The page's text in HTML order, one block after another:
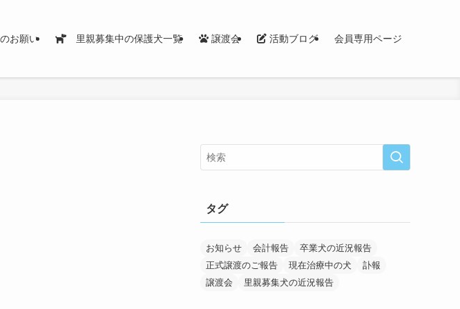
お願い 里親募集中の保護犬一覧 譲渡会 活動ブログ 会員専用ページ
タグ
お知らせ 会計報告
卒業犬の近況報告
正式譲渡のご報告
現在治療中の犬
訃報
譲渡会
里親募集犬の近況報告